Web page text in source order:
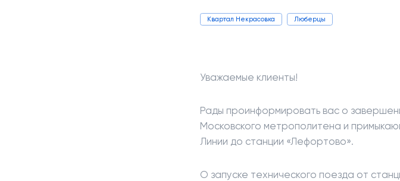
Квартал Некрасовка Люберцы
Уважаемые клиенты!
Рады проинформировать вас о
Московского метрополитена и
Линии до станции «Лефортово».
О запуске технического поезда от